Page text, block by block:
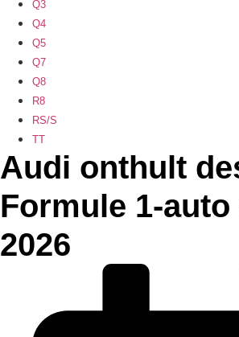
Q3
Q4
Q5
Q7
Q8
R8
RS/S
TT
Audi onthult
Formule 1-
2026